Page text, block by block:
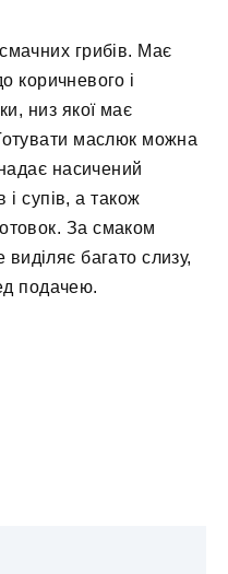
грибів. Має
коричневого і
низ якої має
маслюк можна
насичений
і супів, а також
За смаком
багато слизу,
подачею.